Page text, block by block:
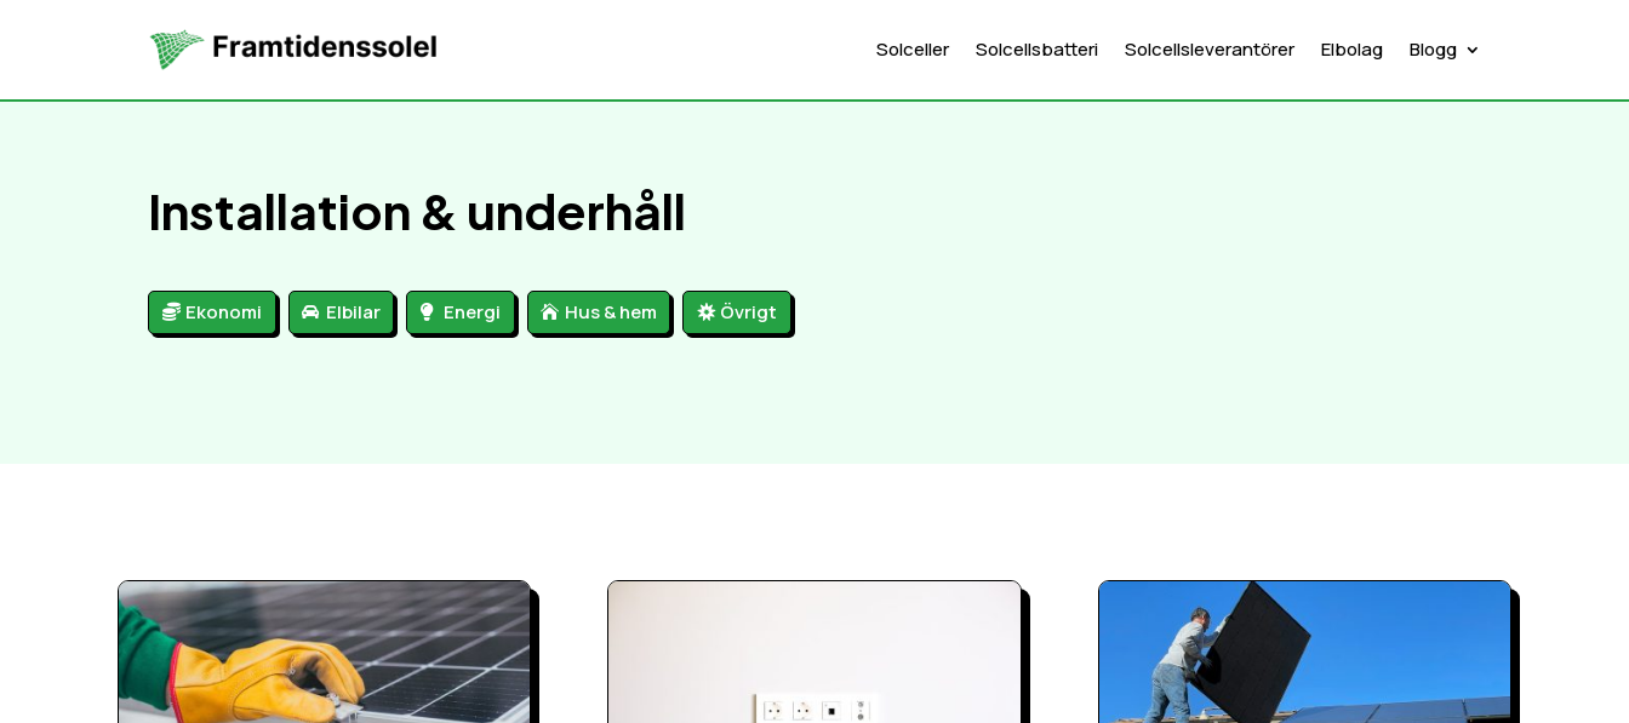
Solceller Solcellsbatteri Solcellsleverantörer Elbolag Blogg
Installation & underhåll
Ekonomi Elbilar Energi Hus & hem Övrigt